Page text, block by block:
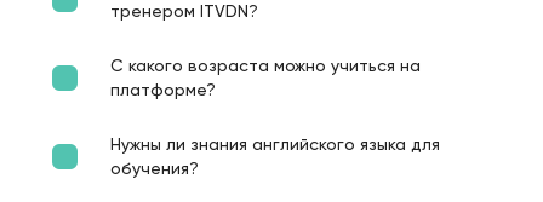
тренером ITVDN?
С какого возраста можно учиться на
платформе?
Нужны ли знания английского языка для
обучения?